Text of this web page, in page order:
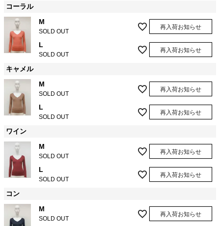
コーラル
M
SOLD OUT
再入荷お知らせ
L
SOLD OUT
再入荷お知らせ
キャメル
M
SOLD OUT
再入荷お知らせ
L
SOLD OUT
再入荷お知らせ
ワイン
M
SOLD OUT
再入荷お知らせ
L
SOLD OUT
再入荷お知らせ
コン
M
SOLD OUT
再入荷お知らせ